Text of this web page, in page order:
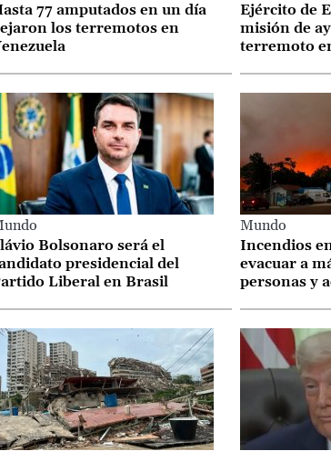
77 amputados en un día
los terremotos en
Ejército de
misión de
terremoto
Bolsonaro será el
presidencial del
Liberal en Brasil
Mundo
Incendios
evacuar a
personas y